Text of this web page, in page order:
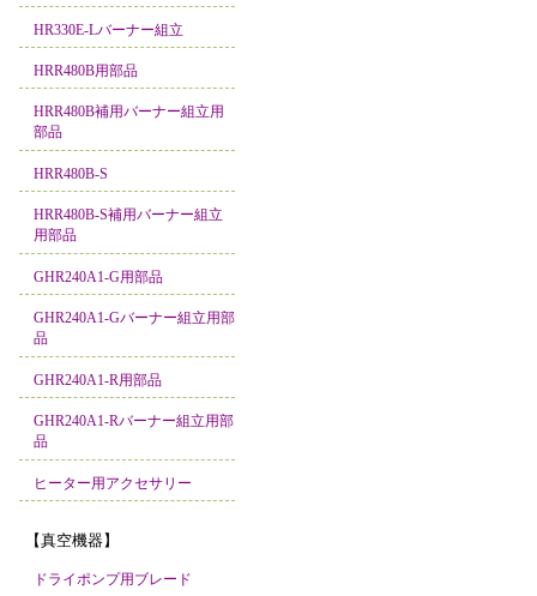
HR330E-Lバーナー組立
HRR480B用部品
HRR480B補用バーナー組立用
部品
HRR480B-S
HRR480B-S補用バーナー組立
用部品
GHR240A1-G用部品
GHR240A1-Gバーナー組立用部
品
GHR240A1-R用部品
GHR240A1-Rバーナー組立用部
品
ヒーター用アクセサリー
【真空機器】
ドライポンプ用ブレード